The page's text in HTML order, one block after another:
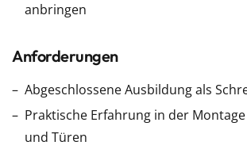
anbringen
Anforderungen
Abgeschlossene Ausbildung als
Praktische Erfahrung in der
und Türen